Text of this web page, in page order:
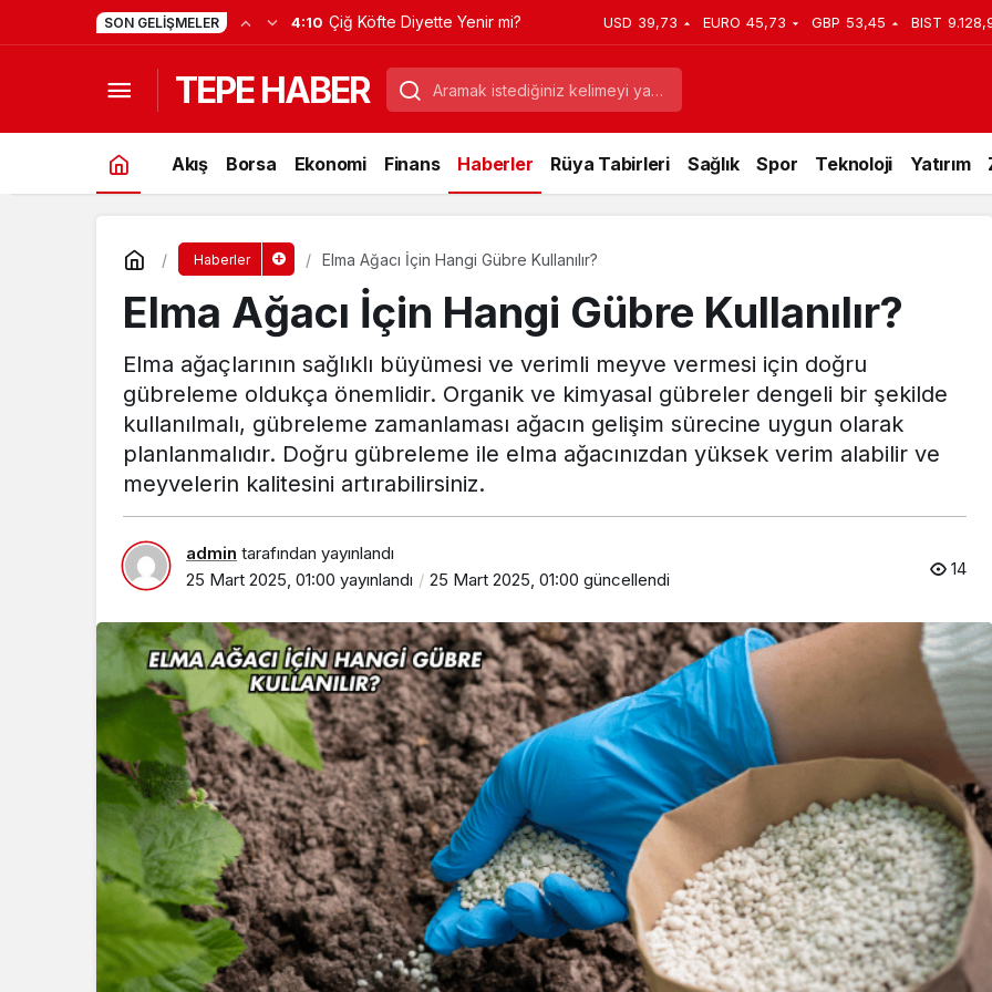
SON GELIŞMELER 4:10 Çiğ Köfte Diyette Yenir mi? USD 39,73 EURO 45,73 GBP 53,45 BIST
TEPE HABER
Akış Borsa Ekonomi Finans Haberler Rüya Tabirleri Sağlık Spor Teknoloji Yatırım
Haberler Elma Ağacı İçin Hangi Gübre Kullanılır?
Elma Ağacı İçin Hangi Gübre Kullanılır?
Elma ağaçlarının sağlıklı büyümesi ve verimli meyve vermesi için doğru
gübreleme oldukça önemlidir. Organik ve kimyasal gübreler dengeli bir şekilde
kullanılmalı, gübreleme zamanlaması ağacın gelişim sürecine uygun olarak
planlanmalıdır. Doğru gübreleme ile elma ağacınızdan yüksek verim alabilir ve
meyvelerin kalitesini artırabilirsiniz.
admin tarafından yayınlandı
25 Mart 2025, 01:00 yayınlandı 25 Mart 2025, 01:00 güncellendi 14